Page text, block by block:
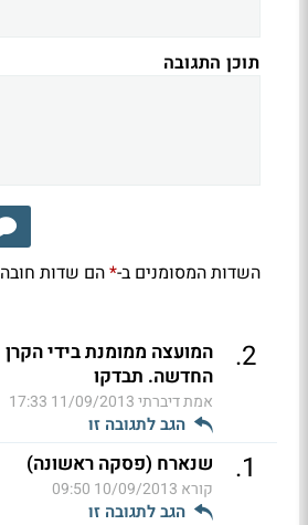
תוכן התגובה
השדות המסומנים ב-*הם שדות חובה
2
.
המועצה ממומנת בידי הקרן
החדשה. תבדקו
אמת דיברתי11/09/2013 17:33
הגב לתגובה זו
1
. שנארח (פסקה ראשונה)
קורא 10/09/2013 09:50
הגב לתגובה זו